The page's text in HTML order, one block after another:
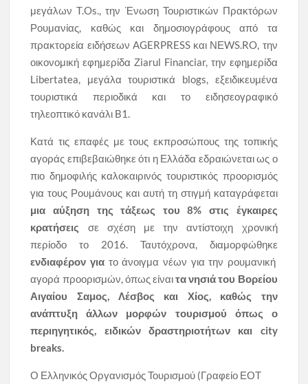
μεγάλων T.Os., την Ένωση Τουριστικών Πρακτόρων
Ρουμανίας, καθώς και δημοσιογράφους από τα
πρακτορεία ειδήσεων AGERPRESS και ΝΕWS.RO, την
οικονομική εφημερίδα Ζiarul Financiar, την εφημερίδα
Libertatea, μεγάλα τουριστικά blogs, εξειδικευμένα
τουριστικά περιοδικά και το ειδησεογραφικό
τηλεοπτικό κανάλι B1.
Κατά τις επαφές με τους εκπροσώπους της τοπικής
αγοράς επιβεβαιώθηκε ότι η Ελλάδα εδραιώνεται ως ο
πιο δημοφιλής καλοκαιρινός τουριστικός προορισμός
για τους Ρουμάνους και αυτή τη στιγμή καταγράφεται
μια αύξηση της τάξεως του 8% στις έγκαιρες
κρατήσεις σε σχέση με την αντίστοιχη χρονική
περίοδο το 2016. Ταυτόχρονα, διαμορφώθηκε
ενδιαφέρον για το άνοιγμα νέων για την ρουμανική
αγορά προορισμών, όπως είναιτα νησιά του Βορείου
Αιγαίου Σαμος, Λέσβος και Χίος, καθώς την
ανάπτυξη άλλων μορφών τουρισμού όπως ο
περιηγητικός, ειδικών δραστηριοτήτων και city
breaks.
Ο Ελληνικός Οργανισμός Τουρισμού (Γραφείο ΕΟΤ